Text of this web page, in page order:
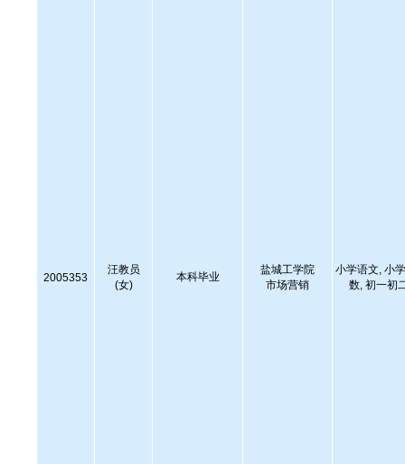
2005353
汪教员
(女)
本科毕业
盐城工学院
市场营销
小学语文, 小
数, 初一初